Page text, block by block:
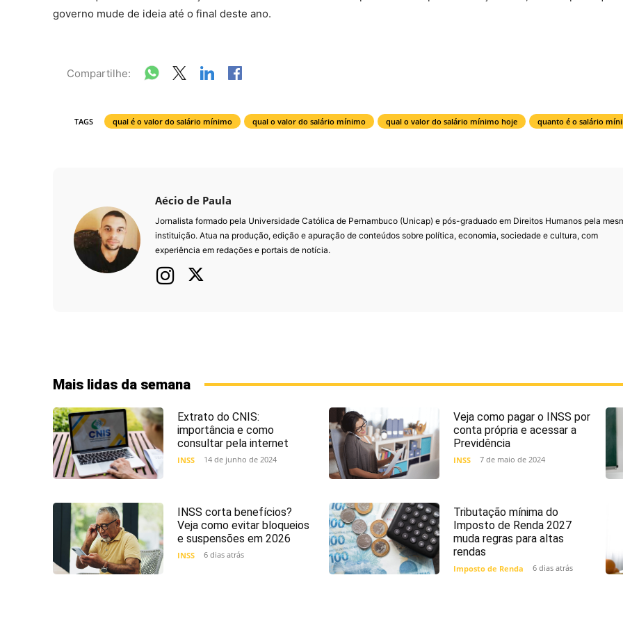
governo mude de ideia até o final deste ano.
Compartilhe:
TAGS qual é o valor do salário mínimo qual o valor do salário mínimo qual o valor do salário mínimo hoje quanto é o salário
Aécio de Paula
Jornalista formado pela Universidade Católica de Pernambuco (Unicap) e pós-graduado em Direitos Humanos pela
instituição. Atua na produção, edição e apuração de conteúdos sobre política, economia, sociedade e cultura, com
experiência em redações e portais de notícia.
Mais lidas da semana
Extrato do CNIS:
importância e como
consultar pela internet
INSS 14 de junho de 2024
Veja como pagar o INSS por
conta própria e acessar a
Previdência
INSS 7 de maio de 2024
INSS corta benefícios?
Veja como evitar bloqueios
e suspensões em 2026
INSS 6 dias atrás
Tributação mínima do
Imposto de Renda 2027
muda regras para altas
rendas
Imposto de Renda 6 dias atrás